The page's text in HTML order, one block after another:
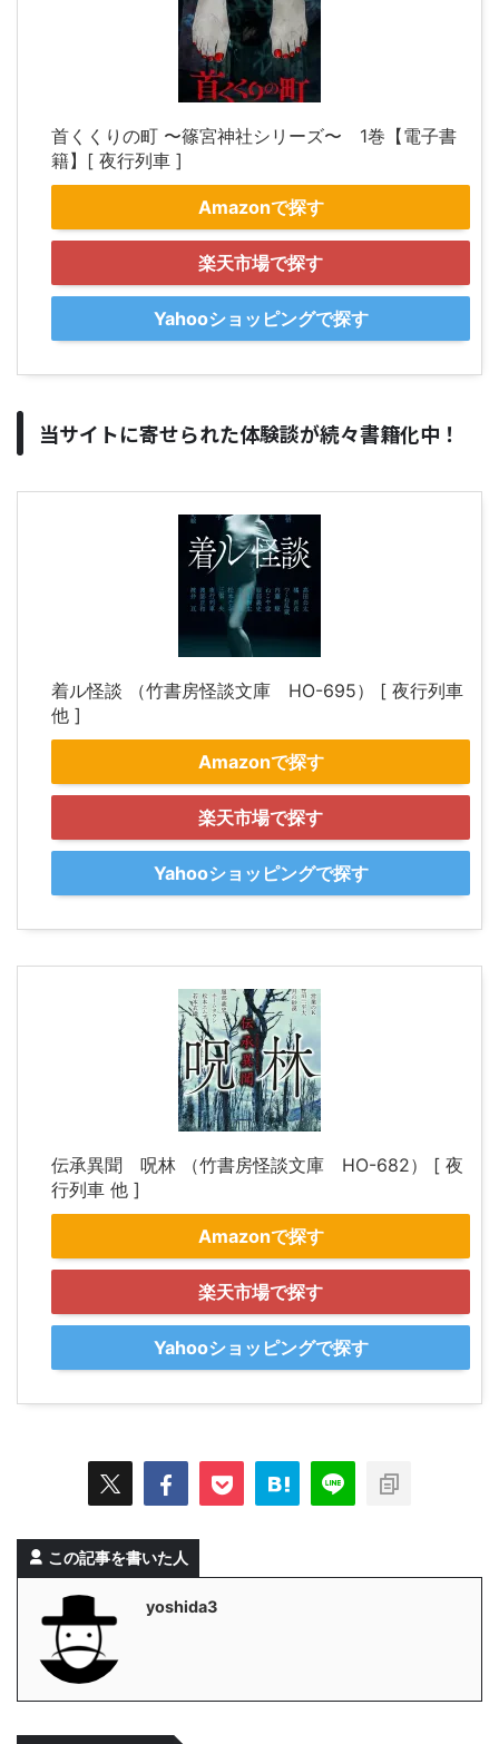
首くくりの町 〜篠宮神社シリーズ〜 1巻【電子書
籍】[ 夜行列車 ]
Amazonで探す
楽天市場で探す
Yahooショッピングで探す
当サイトに寄せられた体験談が続々書籍化中！
着ル怪談 （竹書房怪談文庫 HO-695） [ 夜行列車
他 ]
Amazonで探す
楽天市場で探す
Yahooショッピングで探す
伝承異聞 呪林 （竹書房怪談文庫 HO-682） [ 夜
行列車 他 ]
Amazonで探す
楽天市場で探す
Yahooショッピングで探す
この記事を書いた人
yoshida3